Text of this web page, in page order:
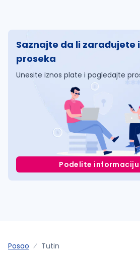
Saznajte da li zarađujete
proseka
Unesite iznos plate i pogledajte
Podelite
Posao Tutin